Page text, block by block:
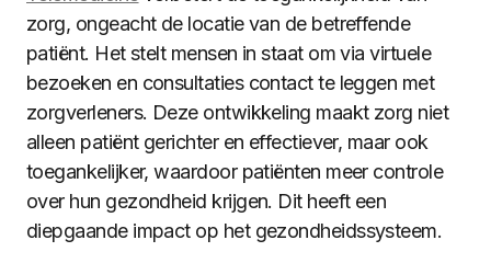
zorg, ongeacht de locatie van de betreffende
patiënt. Het stelt mensen in staat om via virtuele
bezoeken en consultaties contact te leggen met
zorgverleners. Deze ontwikkeling maakt zorg niet
alleen patiënt gerichter en effectiever, maar ook
toegankelijker, waardoor patiënten meer controle
over hun gezondheid krijgen. Dit heeft een
diepgaande impact op het gezondheidssysteem.